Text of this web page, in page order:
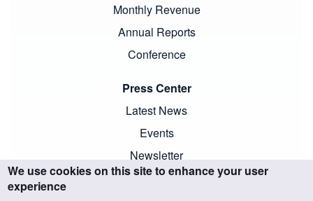
Monthly Revenue
Annual Reports
Conference
Press Center
Latest News
Events
Newsletter
We use cookies on this site to enhance your user
experience